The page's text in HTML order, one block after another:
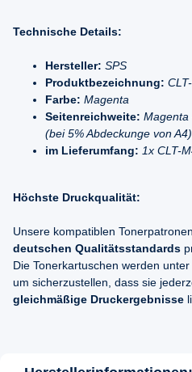
Technische Details:
Hersteller: SPS
Produktbezeichnung:
Farbe: Magenta
Seitenreichweite: Magenta
(bei 5% Abdeckunge von A4)
im Lieferumfang: 1x CLT-
Höchste Druckqualität:
Unsere kompatiblen
deutschen Qualitätsstandards
Die Tonerkartuschen werden
um sicherzustellen, dass sie
gleichmäßige Druckergebnisse